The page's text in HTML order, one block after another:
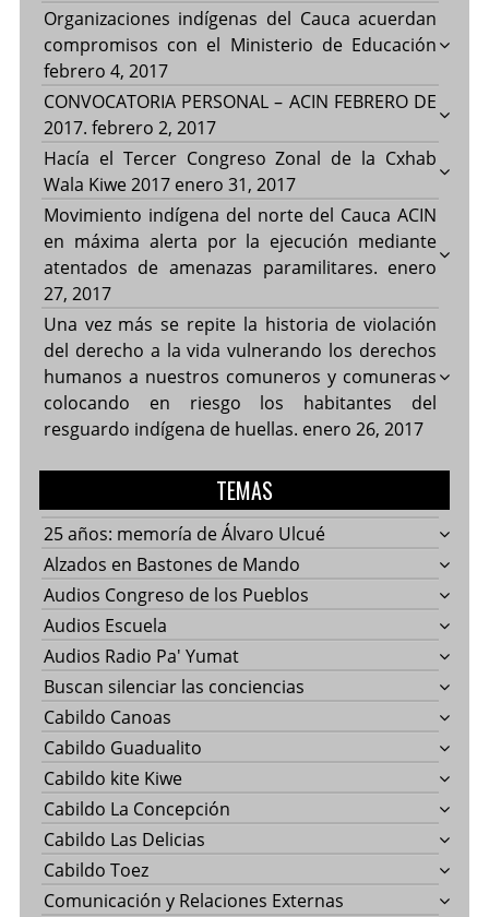
Organizaciones indígenas del Cauca acuerdan
compromisos con el Ministerio de Educación
febrero 4, 2017
CONVOCATORIA PERSONAL – ACIN FEBRERO DE
2017. febrero 2, 2017
Hacía el Tercer Congreso Zonal de la Cxhab
Wala Kiwe 2017 enero 31, 2017
Movimiento indígena del norte del Cauca ACIN
en máxima alerta por la ejecución mediante
atentados de amenazas paramilitares. enero
27, 2017
Una vez más se repite la historia de violación
del derecho a la vida vulnerando los derechos
humanos a nuestros comuneros y comuneras
colocando en riesgo los habitantes del
resguardo indígena de huellas. enero 26, 2017
TEMAS
25 años: memoría de Álvaro Ulcué
Alzados en Bastones de Mando
Audios Congreso de los Pueblos
Audios Escuela
Audios Radio Pa' Yumat
Buscan silenciar las conciencias
Cabildo Canoas
Cabildo Guadualito
Cabildo kite Kiwe
Cabildo La Concepción
Cabildo Las Delicias
Cabildo Toez
Comunicación y Relaciones Externas